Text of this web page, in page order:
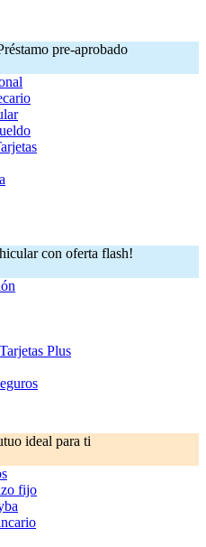
pre-aprobado
con oferta flash!
Plus
ideal para ti
fijo